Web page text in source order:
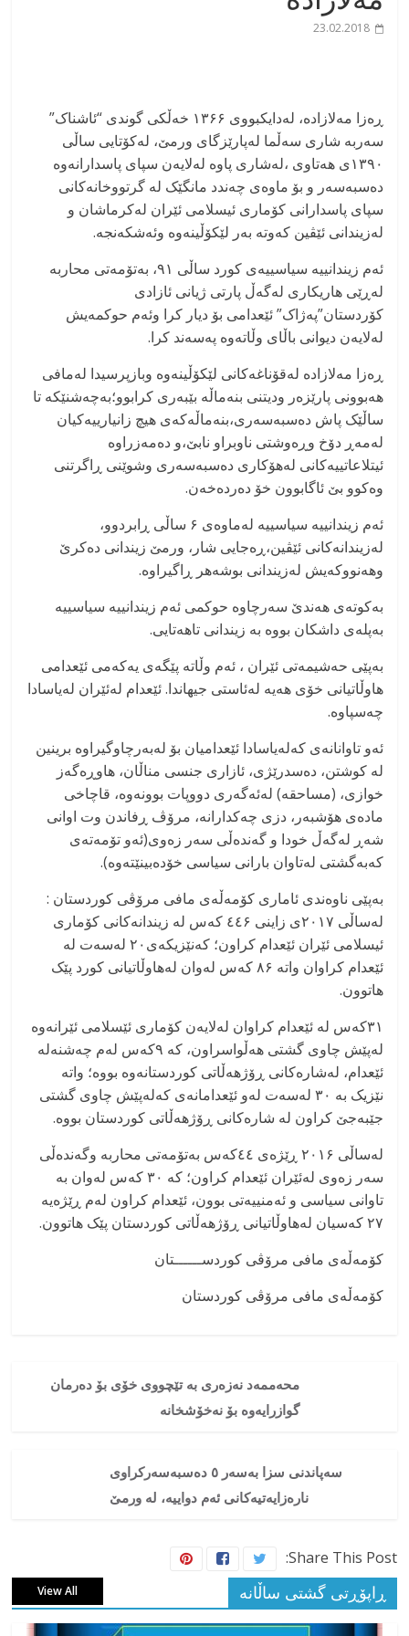
23.02.2018
ڕەزا مەلازادە، لەدایکبووی ۱۳۶۶ خەڵکی گوندی “ئاشناک”
سەربە شاری سەڵما لەپارێزگای ورمێ، لەکۆتایی ساڵی
۱۳۹۰ی هەتاوی ،لەشاری پاوە لەلایەن سپای پاسدارانەوە
دەسبەسەر و بۆ ماوەی چەندد مانگێک لە گرتووخانەکانی
سپای پاسدارانی کۆماری ئیسلامی ئێران لەکرماشان و
لەزیندانی ئێڤین کەوتە بەر لێکۆڵینەوە وئەشکەنجە.
ئەم زیندانییە سیاسییەی کورد ساڵی ۹۱، بەتۆمەتی محاربە
لەڕێی هاریکاری لەگەڵ پارتی ژیانی ئازادی
کۆردستان”پەژاک” ئێعدامی بۆ دیار کرا وئەم حوکمەیش
لەلایەن دیوانی باڵای وڵاتەوە پەسەند کرا.
ڕەزا مەلازادە لەقۆناغەکانی لێکۆڵینەوە وبازپرسیدا لەمافی
هەبوونی پارێزەر ودیتنی بنەماڵە بێبەری کرابوو؛بەچەشنێکە تا
ساڵێک پاش دەسبەسەری،بنەماڵەکەی هیچ زانیارییەکیان
لەمەڕ دۆخ وڕەوشتی ناوبراو نابێ،و دەمەزراوە
ئیتلاعاتییەکانی لەهۆکاری دەسبەسەری وشوێنی ڕاگرتنی
وەکوو بێ ئاگابوون خۆ دەردەخەن.
ئەم زیندانییە سیاسییە لەماوەی ۶ ساڵی ڕابردوو،
لەزیندانەکانی ئێڤین،ڕەجایی شار، ورمێ زیندانی دەکرێ
وهەنووکەیش لەزیندانی بوشەهر ڕاگیراوە.
بەکوتەی هەندێ سەرچاوە حوکمی ئەم زیندانییە سیاسییە
بەپلەی داشکان بووە بە زیندانی تاهەتایی.
بەپێی حەشیمەتی ئێران ، ئەم وڵاتە پێگەی یەکەمی ئێعدامی
هاوڵاتیانی خۆی هەیە لەئاستی جیهاندا. ئێعدام لەئێران لەیاسادا
چەسپاوە.
ئەو تاوانانەی کەلەیاسادا ئێعدامیان بۆ لەبەرچاوگیراوە برینین
لە کوشتن، دەسدرێژی، ئازاری جنسی مناڵان، هاوڕەگەز
خوازی، (مساحقە) لەئەگەری دووپات بوونەوە، قاچاخی
مادەی هۆشبەر، دزی چەکدارانە، مرۆڤ ڕفاندن وت اوانی
شەڕ لەگەڵ خودا و گەندەڵی سەر زەوی(ئەو تۆمەتەی
کەبەگشتی لەتاوان بارانی سیاسی خۆدەبینێتەوە).
بەپێی ناوەندی ئاماری کۆمەڵەی مافی مرۆڤی کوردستان :
لەساڵی ۲۰۱۷ی زاینی ٤٤۶ کەس لە زیندانەکانی کۆماری
ئیسلامی ئێران ئێعدام کراون؛ کەنێزیکەی۲۰ لەسەت لە
ئێعدام کراوان واتە ۸۶ کەس لەوان لەهاوڵاتیانی کورد پێک
هاتوون.
۳۱کەس لە ئێعدام کراوان لەلایەن کۆماری ئێسلامی ئێرانەوە
لەپێش چاوی گشتی هەڵواسراون، کە ۹کەس لەم چەشنەلە
ئێعدام، لەشارەکانی ڕۆژهەڵاتی کوردستانەوە بووە؛ واتە
نێزیک بە ۳۰ لەسەت لەو ئێعدامانەی کەلەپێش چاوی گشتی
جێبەجێ کراون لە شارەکانی ڕۆژهەڵاتی کوردستان بووە.
لەساڵی ۲۰۱۶ ڕێژەی ٤٤کەس بەتۆمەتی محاربە وگەندەڵی
سەر زەوی لەئێران ئێعدام کراون؛ کە ۳۰ کەس لەوان بە
تاوانی سیاسی و ئەمنییەتی بوون، ئێعدام کراون لەم ڕێژەیە
۲۷ کەسیان لەهاوڵاتیانی ڕۆژهەڵاتی کوردستان پێک هاتوون.
کۆمەڵەی مافی مرۆڤی کوردســــــتان
کۆمەڵەی مافی مرۆڤی کوردستان
محەممەد نەزەری بە تێچووی خۆی بۆ دەرمان
گوازرایەوە بۆ نەخۆشخانە
سەپاندنی سزا بەسەر ٥ دەسبەسەرکراوی
نارەزایەتیەکانی ئەم دواییە، لە ورمێ
Share This Post:
ڕاپۆڕتی گشتی ساڵانه View All